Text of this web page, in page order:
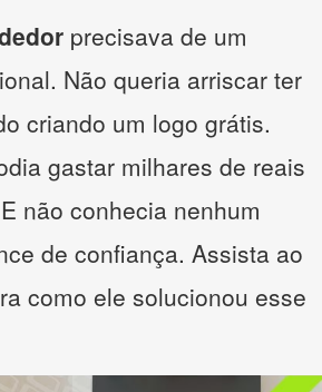
precisava de um
Não queria arriscar ter
criando um logo grátis.
gastar milhares de reais
não conhecia nenhum
de confiança. Assista ao
como ele solucionou esse